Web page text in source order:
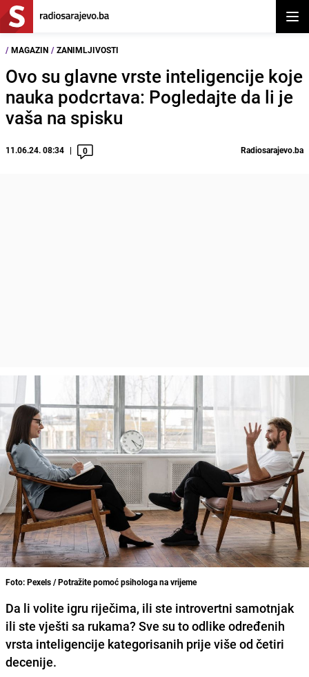
/ MAGAZIN / ZANIMLJIVOSTI
Ovo su glavne vrste inteligencije koje
nauka podcrtava: Pogledajte da li je
vaša na spisku
11.06.24. 08:34 0 Radiosarajevo.ba
Foto: Pexels / Potražite pomoć psihologa na vrijeme
Da li volite igru riječima, ili ste introvertni samotnjak
ili ste vješti sa rukama? Sve su to odlike određenih
vrsta inteligencije kategorisanih prije više od četiri
decenije.